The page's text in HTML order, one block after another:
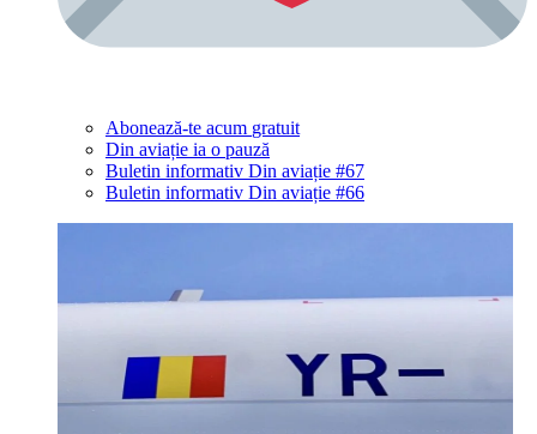
Abonează-te acum gratuit
Din aviație ia o pauză
Buletin informativ Din aviație #67
Buletin informativ Din aviație #66